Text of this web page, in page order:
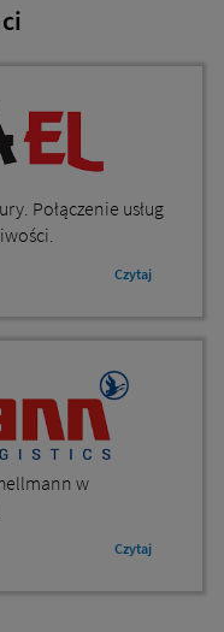
Połączenie usług
Czytaj
w
Czytaj